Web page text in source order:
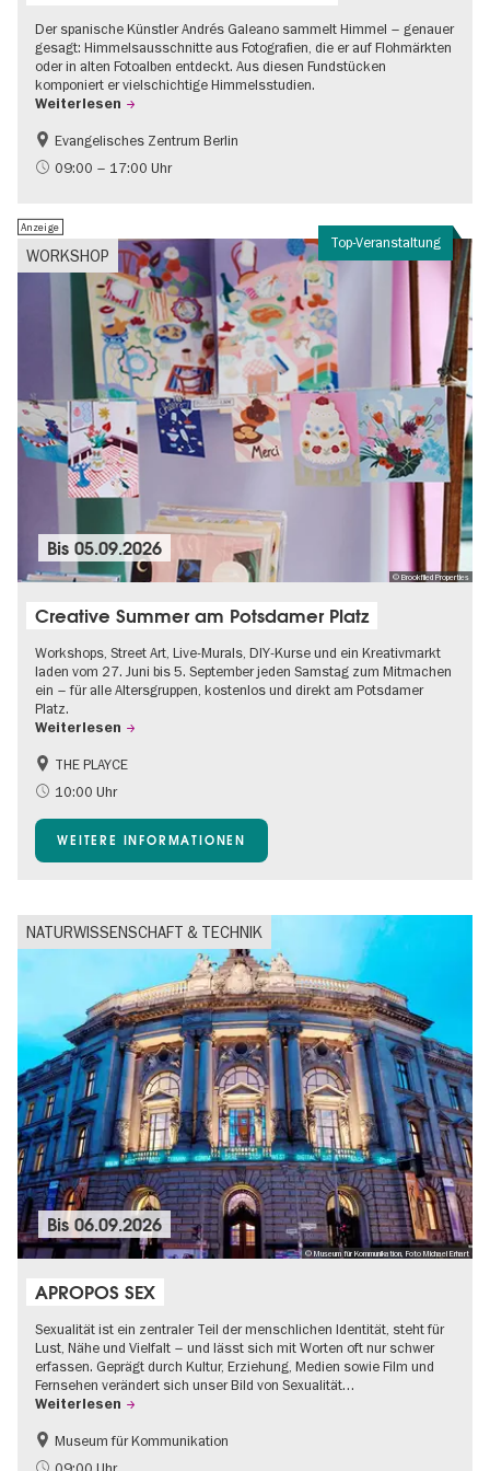
Der spanische Künstler Andrés Galeano sammelt Himmel – genauer
gesagt: Himmelsausschnitte aus Fotografien, die er auf Flohmärkten
oder in alten Fotoalben entdeckt. Aus diesen Fundstücken
komponiert er vielschichtige Himmelsstudien.
Weiterlesen
Gratis
Evangelisches Zentrum Berlin
09:00 – 17:00 Uhr
Top-Veranstaltung
WORKSHOP
Anzeige
© Brookfiled Properties
Bis05.09.2026
Creative Summer am Potsdamer Platz
Workshops, Street Art, Live-Murals, DIY-Kurse und ein Kreativmarkt
laden vom 27. Juni bis 5. September jeden Samstag zum Mitmachen
ein – für alle Altersgruppen, kostenlos und direkt am Potsdamer
Platz.
Weiterlesen
Barrierefrei
Food
Kinder
Shopping
THE PLAYCE
10:00 Uhr
WEITERE INFORMATIONEN
NATURWISSENSCHAFT & TECHNIK
© Museum für Kommunikation, Foto Michael Erhart
Bis06.09.2026
APROPOS SEX
Sexualität ist ein zentraler Teil der menschlichen Identität, steht für
Lust, Nähe und Vielfalt – und lässt sich mit Worten oft nur schwer
erfassen. Geprägt durch Kultur, Erziehung, Medien sowie Film und
Fernsehen verändert sich unser Bild von Sexualität…
Weiterlesen
Politik & Gesellschaft
Teenager
Museum für Kommunikation